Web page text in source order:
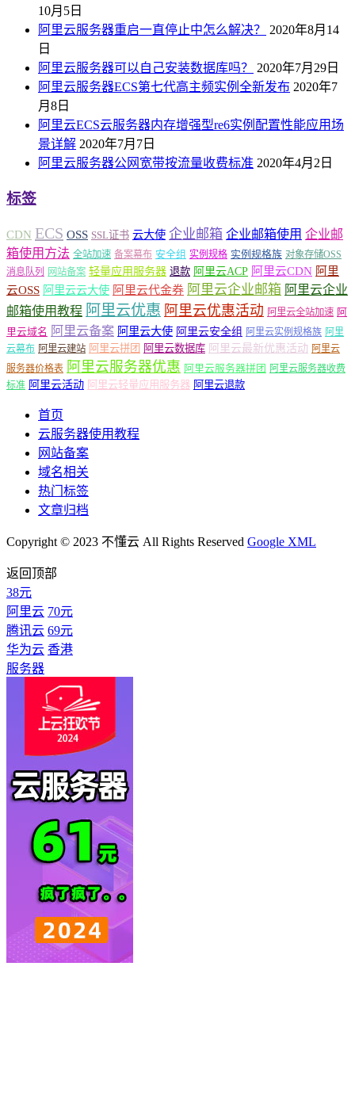
10月5日
阿里云服务器重启一直停止中怎么解决？
2020年8月14
日
阿里云服务器可以自己安装数据库吗？
2020年7月29日
阿里云服务器ECS第七代高主频实例全新发布 2020年7
月8日
阿里云ECS云服务器内存增强型re6实例配置性能应用场
景详解 2020年7月7日
阿里云服务器公网宽带按流量收费标准 2020年4月2日
标签
CDN ECS OSS SSL证书 云大使 企业邮箱 企业邮箱使用 企业邮
箱使用方法 全站加速 备案幕布 安全组 实例规格 实例规格族 对象存储OSS
消息队列
网站备案 轻量应用服务器 退款 阿里云ACP 阿里云CDN 阿里
云OSS 阿里云云大使 阿里云代金券 阿里云企业邮箱 阿里云企业
邮箱使用教程 阿里云优惠 阿里云优惠活动 阿里云全站加速 阿
里云域名 阿里云备案 阿里云大使 阿里云安全组 阿里云实例规格族 阿里
云幕布 阿里云建站 阿里云拼团 阿里云数据库 阿里云最新优惠活动 阿里云
服务器价格表 阿里云服务器优惠 阿里云服务器拼团 阿里云服务器收费
标准 阿里云活动 阿里云轻量应用服务器 阿里云退款
首页
云服务器使用教程
网站备案
域名相关
热门标签
文章归档
Copyright © 2023 不懂云 All Rights Reserved Google XML
返回顶部
38元
阿里云 70元
腾讯云 69元
华为云 香港
服务器